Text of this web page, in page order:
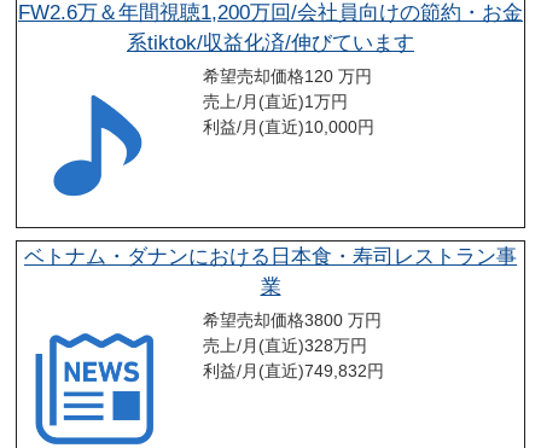
FW2.6万＆年間視聴1,200万回/会社員向けの節約・お金
系tiktok/収益化済/伸びています
希望売却価格120 万円
売上/月(直近)1万円
利益/月(直近)10,000円
ベトナム・ダナンにおける日本食・寿司レストラン事
業
希望売却価格3800 万円
売上/月(直近)328万円
利益/月(直近)749,832円